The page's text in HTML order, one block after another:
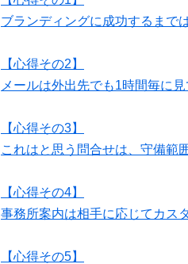
ブランディングに成功するまで
【心得その2】
メールは外出先でも1時間毎に
【心得その3】
これはと思う問合せは、守備範
【心得その4】
事務所案内は相手に応じてカス
【心得その5】